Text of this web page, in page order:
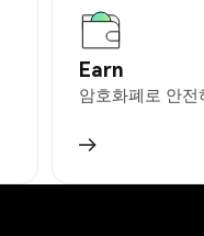
Earn
암호화폐로 안